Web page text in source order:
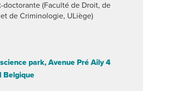
doctorante (Faculté de Droit, de
de Criminologie, ULiège)
science park, Avenue Pré Aily 4
Belgique